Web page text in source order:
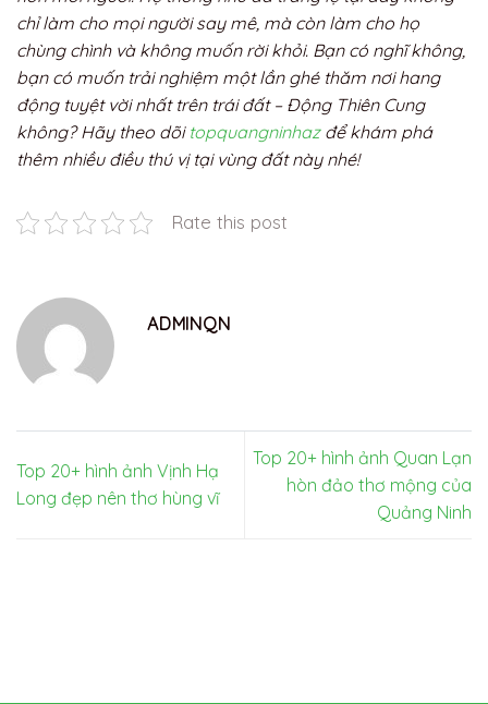
chỉ làm cho mọi người say mê, mà còn làm cho họ
chùng chình và không muốn rời khỏi. Bạn có nghĩ không,
bạn có muốn trải nghiệm một lần ghé thăm nơi hang
động tuyệt vời nhất trên trái đất – Động Thiên Cung
không? Hãy theo dõi topquangninhazđể khám phá
thêm nhiều điều thú vị tại vùng đất này nhé!
Rate this post
ADMINQN
Top 20+ hình ảnh Vịnh Hạ
Long đẹp nên thơ hùng vĩ
Top 20+ hình ảnh Quan Lạn
hòn đảo thơ mộng của
Quảng Ninh